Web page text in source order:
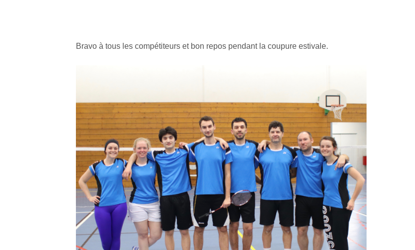
Bravo à tous les compétiteurs et bon repos pendant la coupure estivale.